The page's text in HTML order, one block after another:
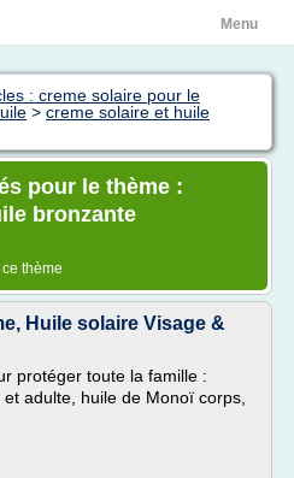
Menu
: creme solaire pour le
> creme solaire et huile
pour le thème :
bronzante
thème
Huile solaire Visage &
protéger toute la famille :
adulte, huile de Monoï corps,